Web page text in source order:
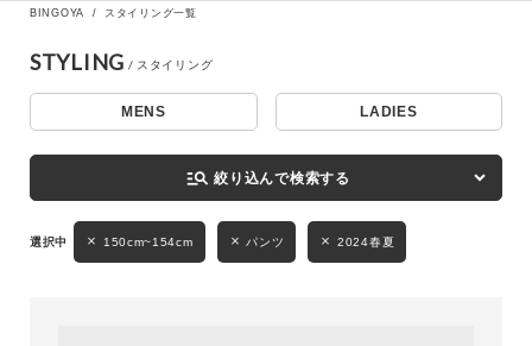
BINGOYA スタイリング一覧
STYLING
MENS LADIES
manage_search 絞り込んで検索する
150cm~154cm パンツ 2024春夏